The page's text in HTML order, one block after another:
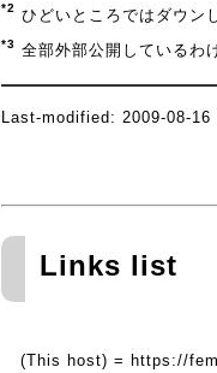
*2 ひどいところではダウン
*3 全部外部公開しているわ
Last-modified: 2009-08-
Links list
(This host) = https://